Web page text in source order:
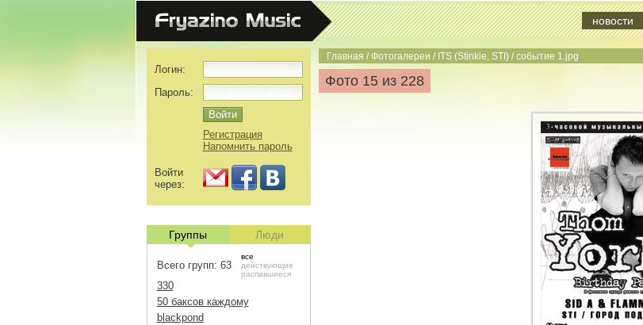
новости
Главная /Фотогалереи / ITS (Stinkie, STI) /событие 1.jpg
Фото 15 из 228
Логин:
Пароль:
Регистрация
Напомнить пароль
Войти
через:
Группы Люди
Всего групп: 63
все
действующие
распавшиеся
330
50 баксов каждому
blackpond